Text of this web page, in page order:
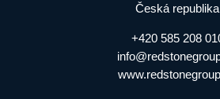
Česká republika
+420 585 208